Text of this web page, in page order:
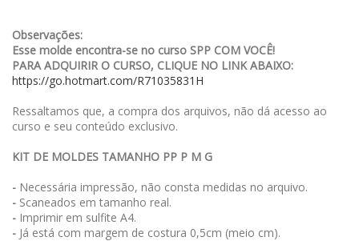
Observações:
Esse molde encontra-se no curso SPP COM VOCÊ!
PARA ADQUIRIR O CURSO, CLIQUE NO LINK ABAIXO:
https://go.hotmart.com/R71035831H
Ressaltamos que, a compra dos arquivos, não dá acesso ao
curso e seu conteúdo exclusivo.
KIT DE MOLDES TAMANHO PP P M G
- Necessária impressão, não consta medidas no arquivo.
- Scaneados em tamanho real.
- Imprimir em sulfite A4.
- Já está com margem de costura 0,5cm (meio cm).